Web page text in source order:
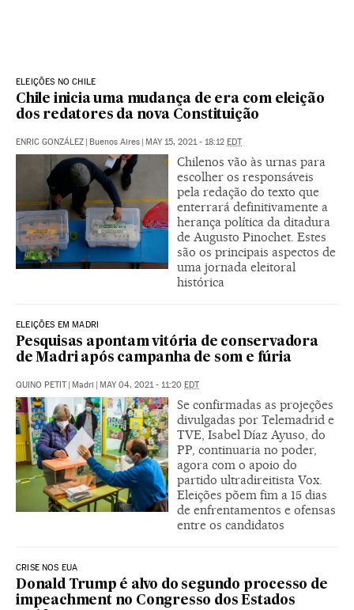
ELEIÇÕES NO CHILE
Chile inicia uma mudança de era com eleição
dos redatores da nova Constituição
ENRIC GONZÁLEZ | Buenos Aires | MAY 15, 2021 - 18:12 EDT
Chilenos vão às urnas para
escolher os responsáveis
pela redação do texto que
enterrará definitivamente a
herança política da ditadura
de Augusto Pinochet. Estes
são os principais aspectos de
uma jornada eleitoral
histórica
ELEIÇÕES EM MADRI
Pesquisas apontam vitória de conservadora
de Madri após campanha de som e fúria
QUINO PETIT | Madri | MAY 04, 2021 - 11:20 EDT
Se confirmadas as projeções
divulgadas por Telemadrid e
TVE, Isabel Díaz Ayuso, do
PP, continuaria no poder,
agora com o apoio do
partido ultradireitista Vox.
Eleições põem fim a 15 dias
de enfrentamentos e ofensas
entre os candidatos
CRISE NOS EUA
Donald Trump é alvo do segundo processo de
impeachment no Congresso dos Estados